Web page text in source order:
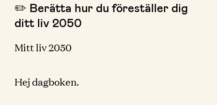
✏️ Berätta hur du föreställer dig
ditt liv 2050
Mitt liv 2050
Hej dagboken.